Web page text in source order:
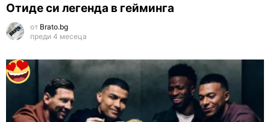
Отиде си легенда в гейминга
от Brato.bg
преди 4 месеца